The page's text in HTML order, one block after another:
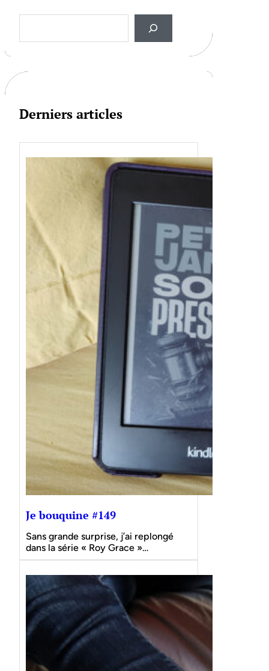
a
h
Derniers articles
Je bouquine #149
Sans grande surprise, j’ai replongé
dans la série « Roy Grace »…